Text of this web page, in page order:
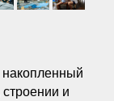
и